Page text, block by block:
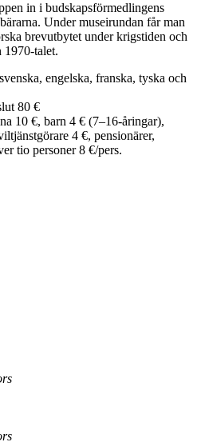
in i budskapsförmedlingens
Under museirundan får man
brevutbytet under krigstiden och
1970-talet.
engelska, franska, tyska och
80 €
10 €, barn 4 € (7–16-åringar),
4 €, pensionärer,
tio personer 8 €/pers.